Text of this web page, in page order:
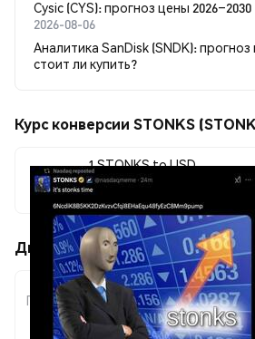
Cysic (CYS): прогноз цены
2026-08-06
Аналитика SanDisk (SNDK): прогноз
стоит ли купить?
Курс конверсии STONKS
1 STONKS to USD
$0.00009065
Движения цены STONKS
Период
Изменение
суммы